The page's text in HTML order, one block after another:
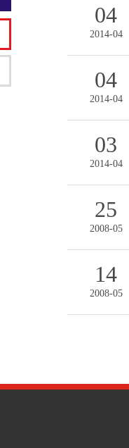
04
2014-04
04
2014-04
03
2014-04
25
2008-05
14
2008-05